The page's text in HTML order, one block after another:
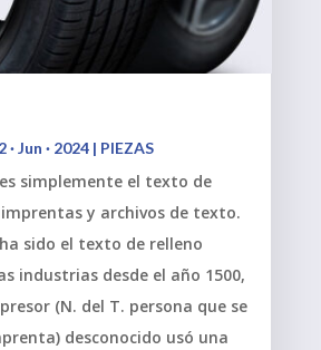
· Jun · 2024| PIEZAS
simplemente el texto de
y archivos de texto.
sido el texto de relleno
industrias desde el año 1500,
(N. del T. persona que se
desconocido usó una